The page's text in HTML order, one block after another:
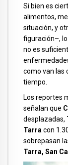
Si bien es
alimentos,
situación, y
figuración–,
no es
como van las
tiempo.
Los reportes
señalan que
desplazadas,
Tarra con
sobrepasan
Tarra, San